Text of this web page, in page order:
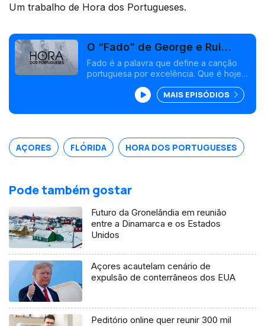
Um trabalho de Hora dos Portugueses.
O “Fado” de George e Rui
Borges
Fado é a palavra que define a canção
portuguesa por excelência. Que é hoje
significa também destino, sorte ou sina.
Foi o fado de George Câmara deixar os
Açores e rumar aos Estados Unidos da
reencontrou um compatriota, Rui Borges.
MAIS EPISÓDIOS
AÇORES FLÓRIDA HORA DOS PORTUGUESES
Pode também gostar
Futuro da Gronelândia em reunião
entre a Dinamarca e os Estados
Unidos
Açores acautelam cenário de
expulsão de conterrâneos dos EUA
Peditório online quer reunir 300 mil